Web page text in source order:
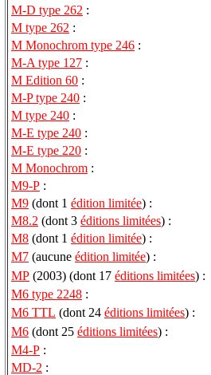
M-D type 262 :
M type 262 :
M Monochrom type 246 :
M-A type 127 :
M Edition 60 :
M-P type 240 :
M type 240 :
M-E type 240 :
M-E type 220 :
M Monochrom :
M9-P :
M9 (dont 1 édition limitée) :
M8.2 (dont 3 éditions limitées) :
M8 (dont 1 édition limitée) :
M7 (aucune édition limitée) :
MP (2003) (dont 17 éditions limitées) :
M6 type 2248 :
M6 TTL (dont 24 éditions limitées) :
M6 (dont 25 éditions limitées) :
M4-P :
MD-2 :